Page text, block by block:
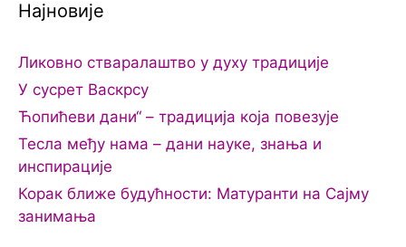
Најновије
Ликовно стваралаштво у духу традиције
У сусрет Васкрсу
Ћопићеви дани“ – традиција која повезује
Тесла међу нама – дани науке, знања и
инспирације
Корак ближе будућности: Матуранти на Сајму
занимања